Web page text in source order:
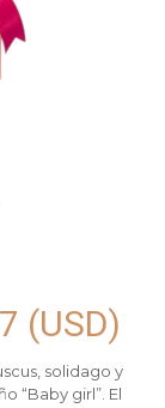
(USD)
solidago y
“Baby girl”. El